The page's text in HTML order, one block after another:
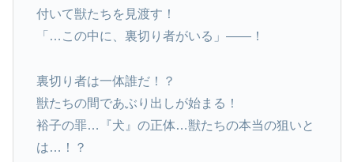
付いて獣たちを見渡す！
「…この中に、裏切り者がいる」——！
裏切り者は一体誰だ！？
獣たちの間であぶり出しが始まる！
裕子の罪…『犬』の正体…獣たちの本当の狙いと
は…！？